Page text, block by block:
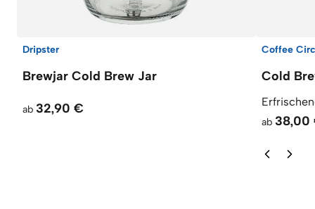
Dripster
Brewjar Cold Brew Jar
ab 32,90 €
Coffee
Cold
ab 38,00